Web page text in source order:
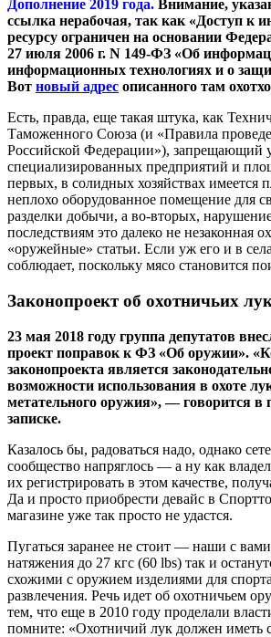
Дополнение 2019 года. Внимание,
ссылка нерабочая, так как «Доступ к
ресурсу ограничен на основании
27 июля 2006 г. N 149-ФЗ «Об
информационных технологиях и о
Вот новый адрес описанного там
Есть, правда, еще такая штука, как
Таможенного Союза (и «Правила
Российской Федерации»), запрещающий
специализированных предприятий и
первых, в солидных хозяйствах имеется
неплохо оборудованное помещение для
разделки добычи, а во-вторых,
последствиям это далеко не незаконная
«оружейные» статьи. Если уж его и в
соблюдает, поскольку мясо становится
Законопроект об охотничьих
23 мая 2018 году группа депутатов
проект поправок к ФЗ «Об оружии».
законопроекта является
возможности использования в охоте
метательного оружия», — говорится в
записке.
Казалось бы, радоваться надо, однако
сообщество напряглось — а ну как
их регистрировать в этом качестве,
Да и просто приобрести девайс в
магазине уже так просто не удастся.
Пугаться заранее не стоит — наши с
натяжения до 27 кгс (60 lbs) так и
схожими с оружием изделиями для
развлечения. Речь идет об охотничьем
тем, что еще в 2010 году проделали
помните: «Охотничий лук должен иметь